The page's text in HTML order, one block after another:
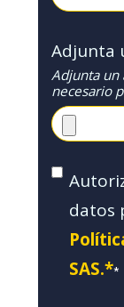
Adjunta
Adjunta un
necesario
datos
SAS.**